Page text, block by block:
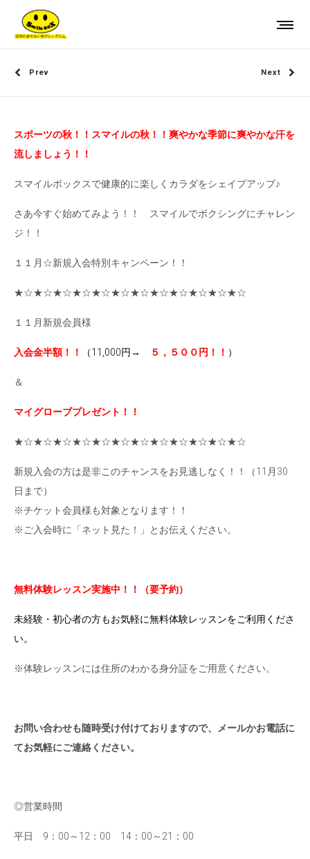
Prev Next
スポーツの秋 ！！スマイルの秋！！爽やかな季節に爽やかな汗を
流しましょう！！
スマイルボックスで健康的に楽しくカラダをシェイプアップ♪
さあ今すぐ始めてみよう！！ スマイルでボクシングにチャレン
ジ！！
１１月☆新規入会特別キャンペーン！！
★☆★☆★☆★☆★☆★☆★☆★☆★☆★☆★☆★☆
１１月新規会員様
入会金半額！！ （11,000円 → ５，５００円！！ ）
＆
マイグローブプレゼント！！
★☆★☆★☆★☆★☆★☆★☆★☆★☆★☆★☆★☆
新規入会の方は是非このチャンスをお見逃しなく！！（11月30
日まで）
※チケット会員様も対象となります！！
※ご入会時に「ネット見た！」とお伝えください。
無料体験レッスン実施中！！（要予約）
未経験・初心者の方もお気軽に無料体験レッスンをご利用くださ
い。
※体験レッスンには住所のわかる身分証をご用意ください。
お問い合わせも随時受け付けておりますので、メールかお電話に
てお気軽にご連絡ください。
◎営業時間
平日 9：00～12：00 14：00～21：00